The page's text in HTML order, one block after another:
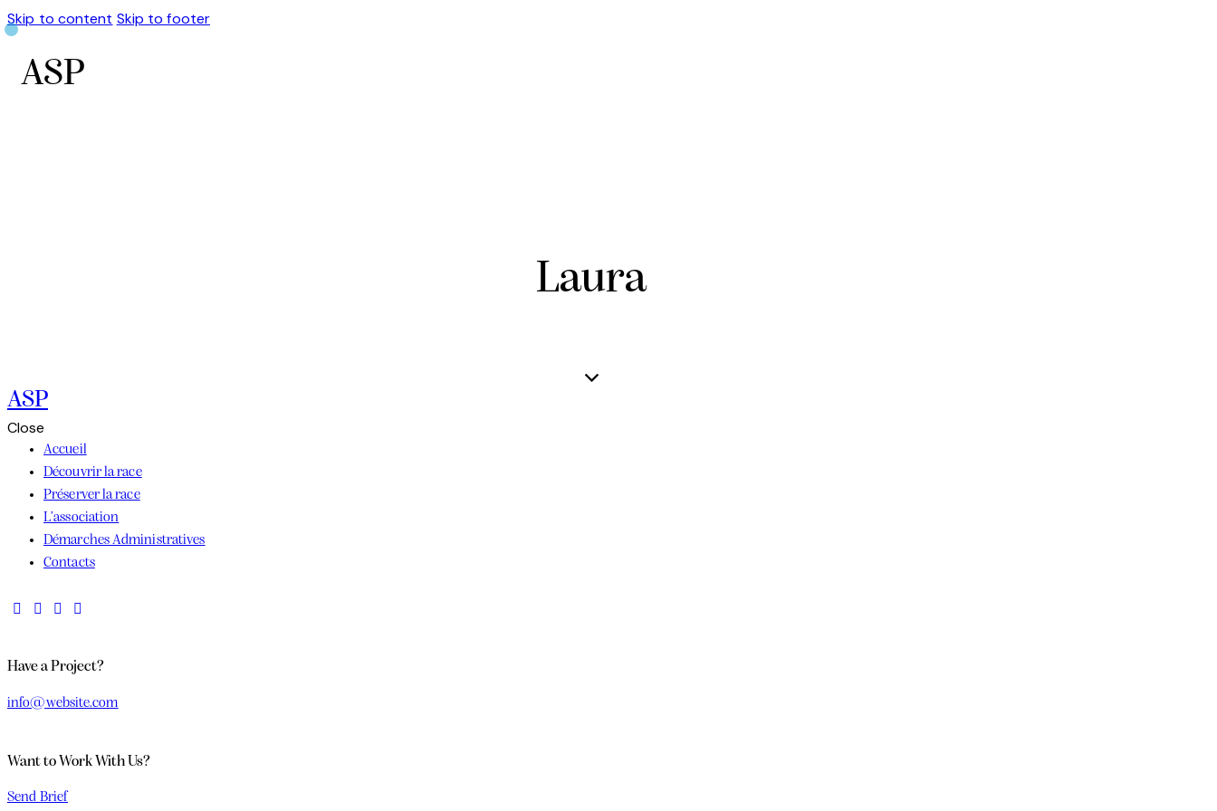
Skip to content Skip to footer
ASP
Laura
ASP
Close
Accueil
Découvrir la race
Préserver la race
L’association
Démarches Administratives
Contacts
Have a Project?
info@website.com
Want to Work With Us?
Send Brief